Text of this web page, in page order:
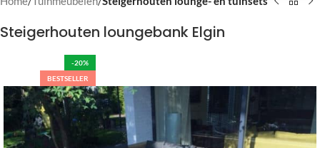
Gratis afhalen
Steigerhouten loungebank Elgin
-20%
BESTSELLER